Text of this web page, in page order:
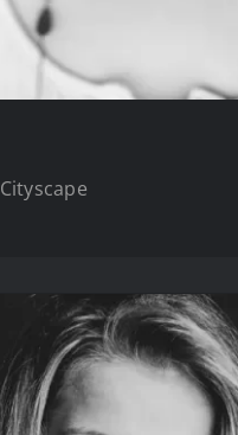
Cityscape